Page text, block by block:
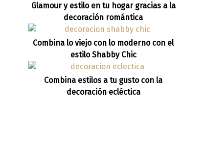
Glamour y estilo en tu hogar gracias a la
decoración romántica
Combina lo viejo con lo moderno con el
estilo Shabby Chic
Combina estilos a tu gusto con la
decoración ecléctica